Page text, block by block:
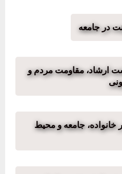
در جامعه
ارشاد، مقاومت مردم و
جامعه و محیط